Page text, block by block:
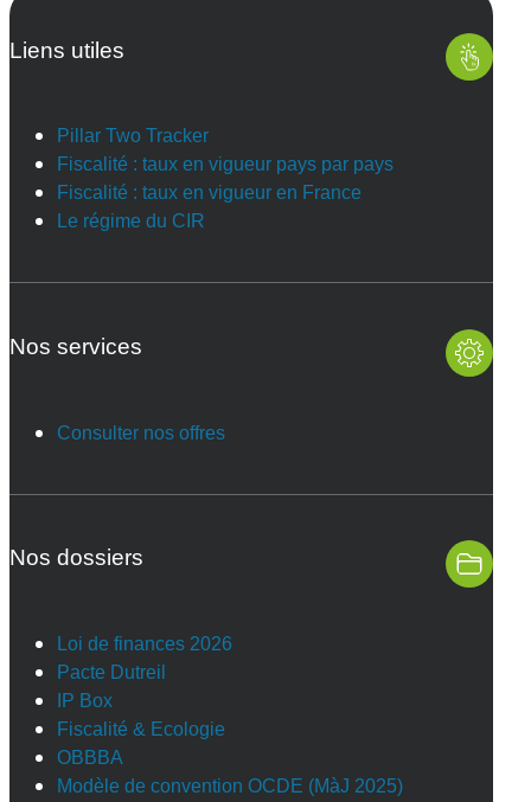
Liens utiles
Pillar Two Tracker
Fiscalité : taux en vigueur pays par pays
Fiscalité : taux en vigueur en France
Le régime du CIR
Nos services
Consulter nos offres
Nos dossiers
Loi de finances 2026
Pacte Dutreil
IP Box
Fiscalité & Ecologie
OBBBA
Modèle de convention OCDE (MàJ 2025)